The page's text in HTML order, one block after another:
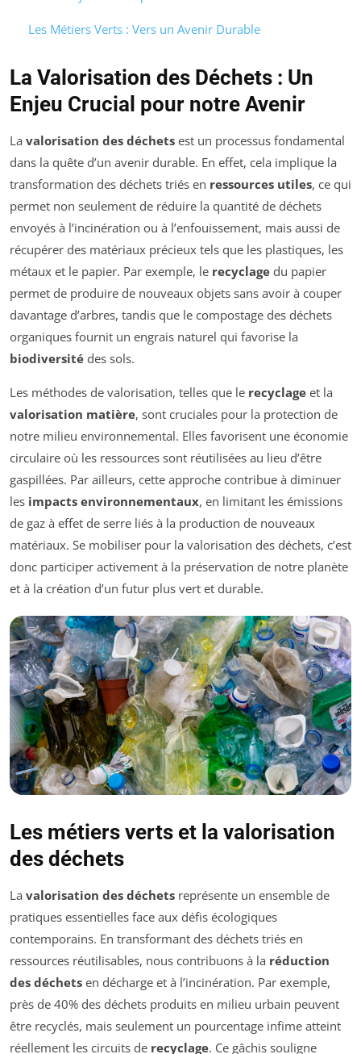
Les Métiers Verts : Vers un Avenir Durable
La Valorisation des Déchets : Un
Enjeu Crucial pour notre Avenir
La valorisation des déchets est un processus fondamental
dans la quête d’un avenir durable. En effet, cela implique la
transformation des déchets triés en ressources utiles, ce qui
permet non seulement de réduire la quantité de déchets
envoyés à l’incinération ou à l’enfouissement, mais aussi de
récupérer des matériaux précieux tels que les plastiques, les
métaux et le papier. Par exemple, le recyclage du papier
permet de produire de nouveaux objets sans avoir à couper
davantage d’arbres, tandis que le compostage des déchets
organiques fournit un engrais naturel qui favorise la
biodiversité des sols.
Les méthodes de valorisation, telles que le recyclage et la
valorisation matière, sont cruciales pour la protection de
notre milieu environnemental. Elles favorisent une économie
circulaire où les ressources sont réutilisées au lieu d’être
gaspillées. Par ailleurs, cette approche contribue à diminuer
les impacts environnementaux, en limitant les émissions
de gaz à effet de serre liés à la production de nouveaux
matériaux. Se mobiliser pour la valorisation des déchets, c’est
donc participer activement à la préservation de notre planète
et à la création d’un futur plus vert et durable.
Les métiers verts et la valorisation
des déchets
La valorisation des déchets représente un ensemble de
pratiques essentielles face aux défis écologiques
contemporains. En transformant des déchets triés en
ressources réutilisables, nous contribuons à la réduction
des déchets en décharge et à l’incinération. Par exemple,
près de 40% des déchets produits en milieu urbain peuvent
être recyclés, mais seulement un pourcentage infime atteint
réellement les circuits de recyclage. Ce gâchis souligne